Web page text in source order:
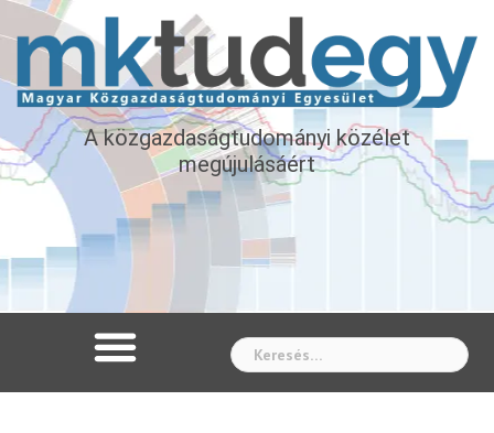
A közgazdaságtudományi közélet
megújulásáért